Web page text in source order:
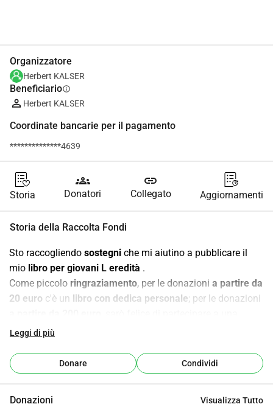
Organizzatore
Herbert KALSER
Beneficiarioinfo
Herbert KALSER
Coordinate bancarie per il pagamento
**************4639
Storia
groups
Donatori
link
Collegato Aggiornamenti
Storia della Raccolta Fondi
Sto raccogliendo sostegni che mi aiutino a pubblicare il
mio libro per giovani L eredità .
Come piccolo ringraziamento, per le donazioni a partire da
20 euro c'è un libro con dedica personale
lettura e rispondere alle vostre
editrice ha suscitato il mio interesse, poiché intende
pubblicare il libro anche nel mercato anglofono come
Leggi di più
Donare Condividi
Donazioni Visualizza Tutto